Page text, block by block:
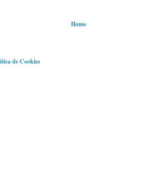
Home
de Cookies